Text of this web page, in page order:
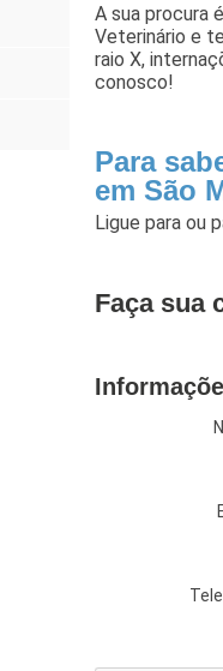
A sua procura
Veterinário e
raio X,
conosco!
Para
em São
Ligue paraou
Faça sua